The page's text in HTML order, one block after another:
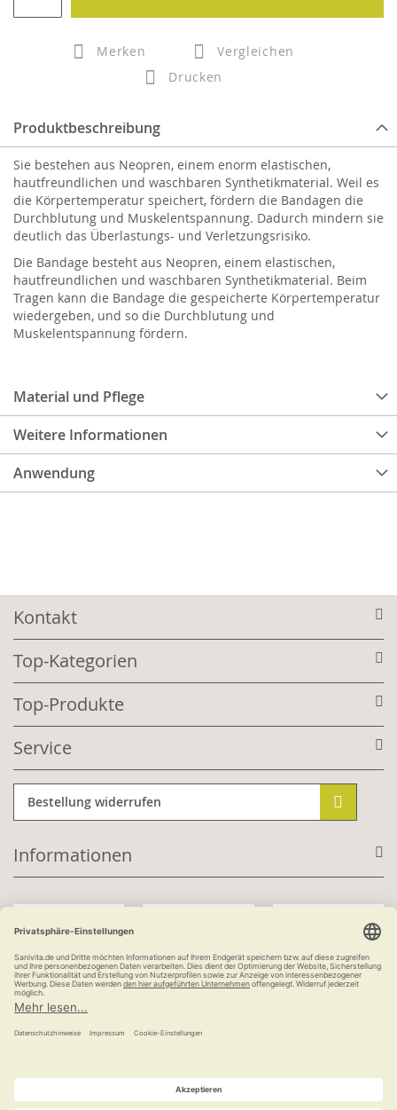
Merken
Vergleichen
Drucken
Produktbeschreibung
Material und Pflege
Weitere Informationen
Anwendung
Sie bestehen aus Neopren, einem enorm elastischen,
hautfreundlichen und waschbaren Synthetikmaterial. Weil es
die Körpertemperatur speichert, fördern die Bandagen die
Durchblutung und Muskelentspannung. Dadurch mindern sie
deutlich das Überlastungs- und Verletzungsrisiko.
Die Bandage besteht aus Neopren, einem elastischen,
hautfreundlichen und waschbaren Synthetikmaterial. Beim
Tragen kann die Bandage die gespeicherte Körpertemperatur
wiedergeben, und so die Durchblutung und
Muskelentspannung fördern.
Kontakt
Top-Kategorien
Top-Produkte
Service
Bestellung widerrufen
Informationen
Kauf auf Rechnung
versandkostenfrei